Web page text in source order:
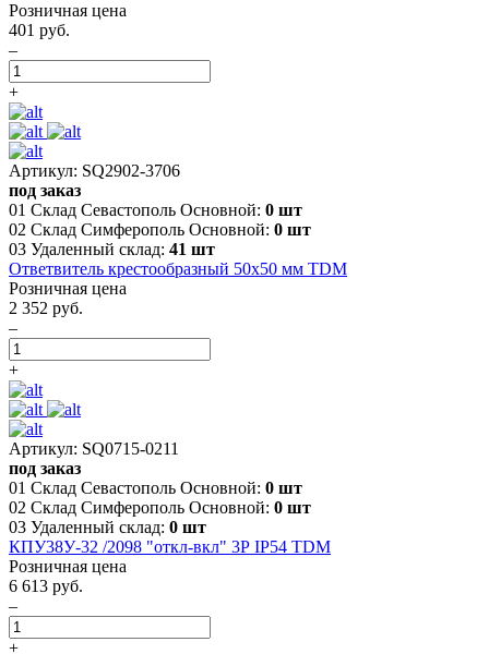
Розничная цена
401 руб.
–
+
Артикул: SQ2902-3706
под заказ
01 Склад Севастополь Основной: 0 шт
02 Склад Симферополь Основной: 0 шт
03 Удаленный склад: 41 шт
Ответвитель крестообразный 50х50 мм TDM
Розничная цена
2 352 руб.
–
+
Артикул: SQ0715-0211
под заказ
01 Склад Севастополь Основной: 0 шт
02 Склад Симферополь Основной: 0 шт
03 Удаленный склад: 0 шт
КПУ38У-32 /2098 "откл-вкл" 3Р IP54 TDM
Розничная цена
6 613 руб.
–
+